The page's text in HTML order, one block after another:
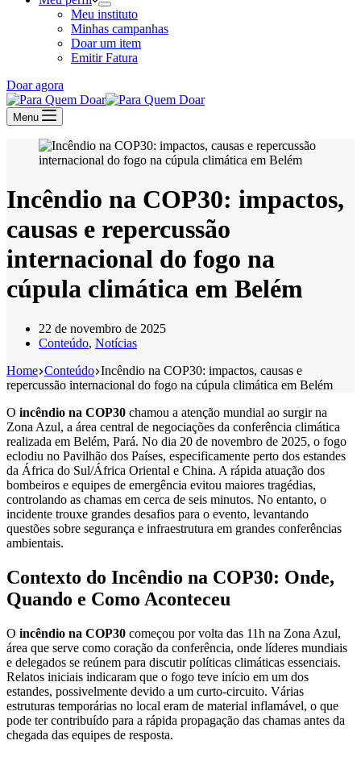
Meu instituto
Minhas campanhas
Doar um item
Emitir Fatura
Doar agora
Menu
Incêndio na COP30: impactos,
causas e repercussão
internacional do fogo na
cúpula climática em Belém
22 de novembro de 2025
Conteúdo, Notícias
Home Conteúdo Incêndio na COP30: impactos, causas e
repercussão internacional do fogo na cúpula climática em Belém
O incêndio na COP30 chamou a atenção mundial ao surgir na
Zona Azul, a área central de negociações da conferência climática
realizada em Belém, Pará. No dia 20 de novembro de 2025, o fogo
eclodiu no Pavilhão dos Países, especificamente perto dos estandes
da África do Sul/África Oriental e China. A rápida atuação dos
bombeiros e equipes de emergência evitou maiores tragédias,
controlando as chamas em cerca de seis minutos. No entanto, o
incidente trouxe grandes desafios para o evento, levantando
questões sobre segurança e infraestrutura em grandes conferências
ambientais.
Contexto do Incêndio na COP30: Onde,
Quando e Como Aconteceu
O incêndio na COP30 começou por volta das 11h na Zona Azul,
área que serve como coração da conferência, onde líderes mundiais
e delegados se reúnem para discutir políticas climáticas essenciais.
Relatos iniciais indicaram que o fogo teve início em um dos
estandes, possivelmente devido a um curto-circuito. Várias
estruturas temporárias no local eram de material inflamável, o que
pode ter contribuído para a rápida propagação das chamas antes da
chegada das equipes de resposta.